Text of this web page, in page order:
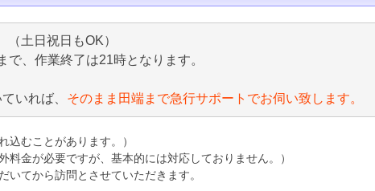
土日祝日もOK）
で、作業終了は21時となります。
いれば、 そのまま田端まで急行サポートでお伺い致します。
込むことがあります。）
料金が必要ですが、基本的には対応しておりません。）
いてから訪問とさせていただきます。